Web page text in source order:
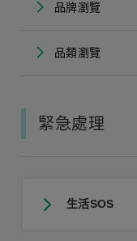
品牌瀏覽
品類瀏覽
緊急處理
生活SOS